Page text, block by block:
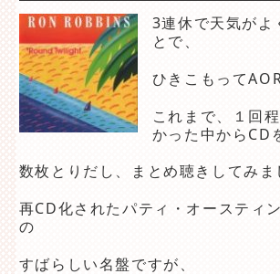
3連休で天気がよ
とで、
ひきこもってAOR
これまで、１回
かった中からCD
数枚とりだし、まとめ聴きしてみま
再CD化されたパティ・オースティ
の
すばらしい名盤ですが、